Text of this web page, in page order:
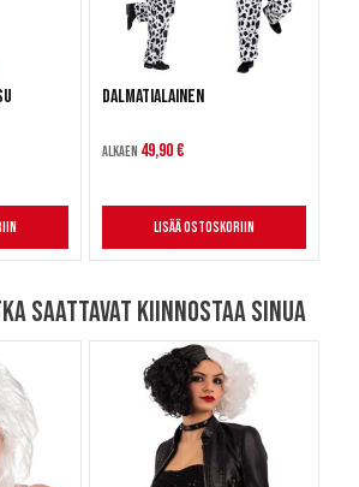
Dalmatialainen
Alkaen 49,90 €
Lisää ostoskoriin
saattavat kiinnostaa sinua